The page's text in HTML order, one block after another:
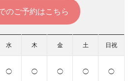
のご予約はこちら
水 木 金 土 日祝
◯ ◯ ◯ ◯ ◯